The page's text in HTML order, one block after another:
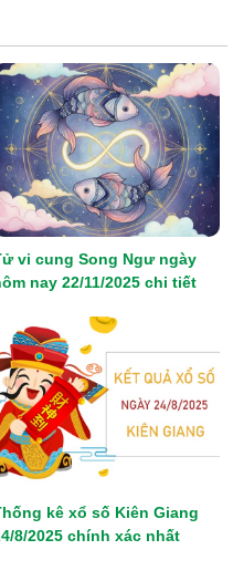
vi cung Song Ngư ngày
nay 22/11/2025 chi tiết
kê xổ số Kiên Giang
8/2025 chính xác nhất